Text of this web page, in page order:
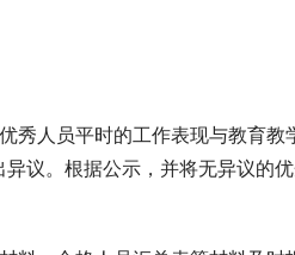
秀人员平时的工作表现与教育教
议。根据公示，并将无异议的